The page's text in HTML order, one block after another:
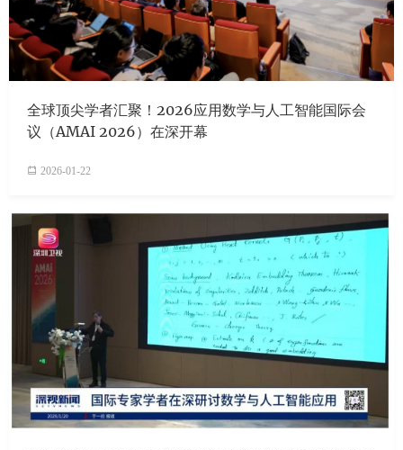
全球顶尖学者汇聚！2026应用数学与人工智能国际会
议（AMAI 2026）在深开幕
2026-01-22